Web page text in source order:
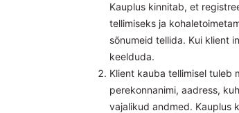
Kauplus kinnitab, et
tellimiseks ja
sõnumeid tellida. Kui klient
keelduda.
Klient kauba tellimisel tuleb
perekonnanimi, aadress,
vajalikud andmed. Kauplus